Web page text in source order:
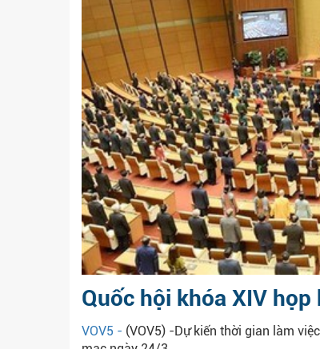
Quốc hội khóa XIV họp
VOV5 - (VOV5) -Dự kiến thời gian làm